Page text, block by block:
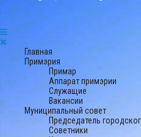
Главная
Примэрия
Примар
Аппарат примэрии
Служащие
Вакансии
Муниципальный совет
Председатель
Советники